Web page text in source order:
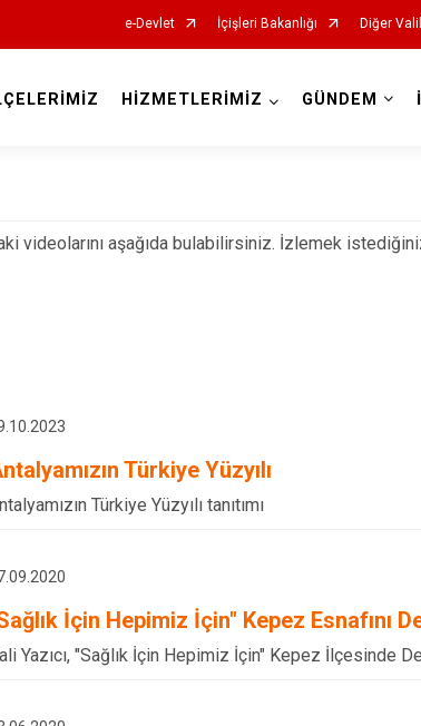
e-Devlet İçişleri Bakanlığı Diğer
HİZMETLERİMİZ GÜNDEM
videolarını aşağıda bulabilirsiniz. İzlemek
Türkiye Yüzyılı
Türkiye Yüzyılı tanıtımı
İçin Hepimiz İçin" Kepez Esnafını
Yazıcı, "Sağlık İçin Hepimiz İçin" Kepez İlçesinde